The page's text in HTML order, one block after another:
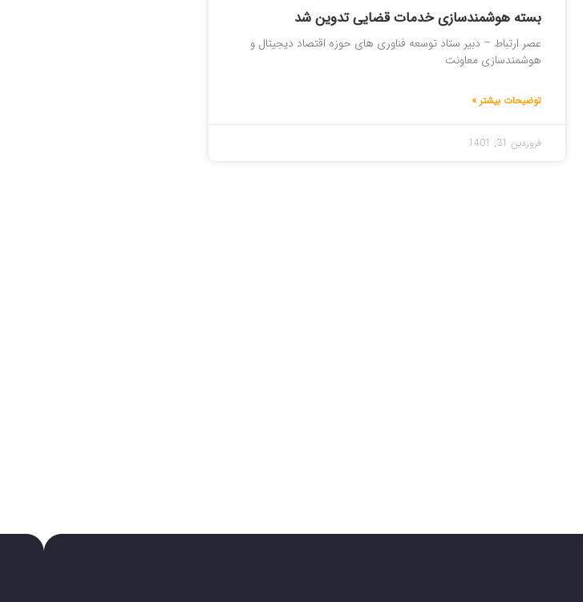
بسته هوشمندسازی خدمات قضایی تدوین شد
عصر ارتباط – دبیر ستاد توسعه فناوری های حوزه اقتصاد دیجیتال و
هوشمندسازی معاونت
توضیحات بیشتر »
فروردین 31, 1401